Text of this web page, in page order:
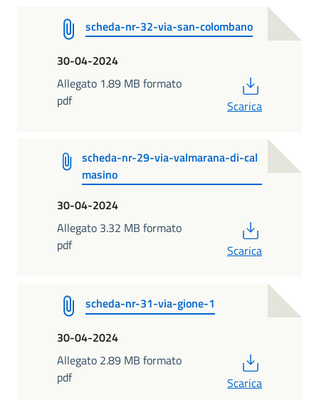
scheda-nr-32-via-san-colombano
30-04-2024
Allegato 1.89 MB formato
pdf
Scarica
scheda-nr-29-via-valmarana-di-cal
masino
30-04-2024
Allegato 3.32 MB formato
pdf
Scarica
scheda-nr-31-via-gione-1
30-04-2024
Allegato 2.89 MB formato
pdf
Scarica